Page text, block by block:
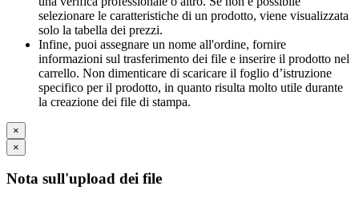
selezionare le caratteristiche di un prodotto, viene visualizzata
solo la tabella dei prezzi.
Infine, puoi assegnare un nome all'ordine, fornire
informazioni sul trasferimento dei file e inserire il prodotto nel
carrello. Non dimenticare di scaricare il foglio d’istruzione
specifico per il prodotto, in quanto risulta molto utile durante
la creazione dei file di stampa.
×
×
Nota sull'upload dei file